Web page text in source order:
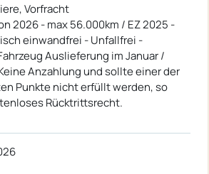
Vorfracht
2026 - max 56.000km / EZ 2025 -
einwandfrei - Unfallfrei -
Auslieferung im Januar /
Anzahlung und sollte einer der
Punkte nicht erfüllt werden, so
Rücktrittsrecht.